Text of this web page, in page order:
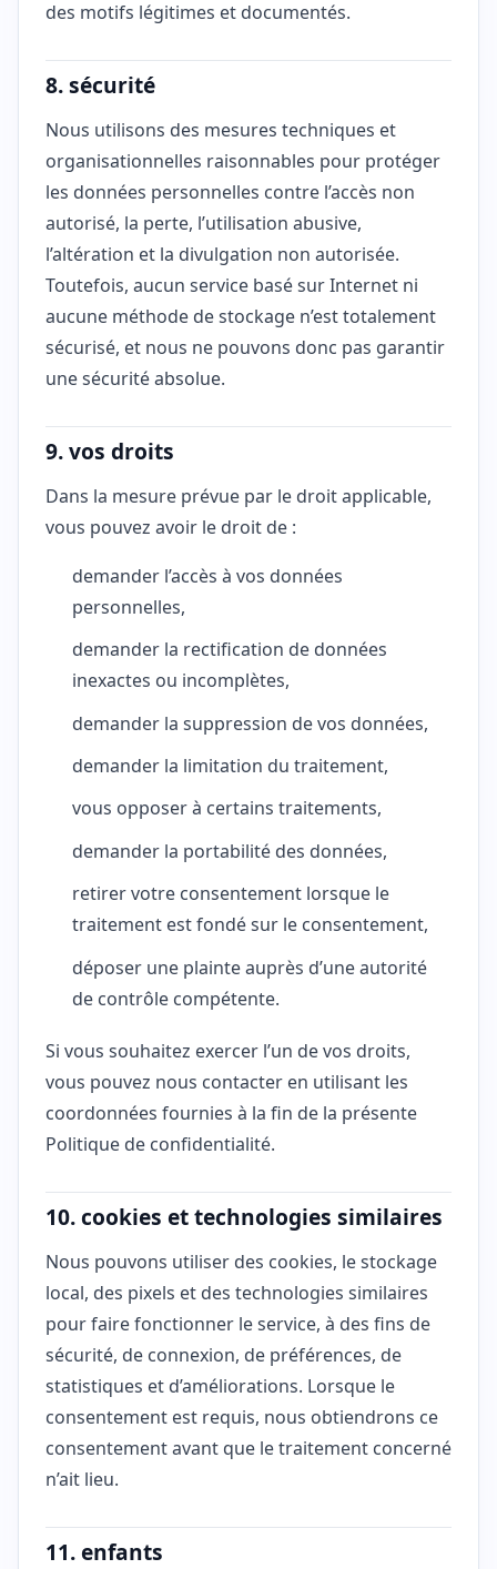
des motifs légitimes et documentés.
8. sécurité
Nous utilisons des mesures techniques et
organisationnelles raisonnables pour protéger
les données personnelles contre l’accès non
autorisé, la perte, l’utilisation abusive,
l’altération et la divulgation non autorisée.
Toutefois, aucun service basé sur Internet ni
aucune méthode de stockage n’est totalement
sécurisé, et nous ne pouvons donc pas garantir
une sécurité absolue.
9. vos droits
Dans la mesure prévue par le droit applicable,
vous pouvez avoir le droit de :
demander l’accès à vos données
personnelles,
demander la rectification de données
inexactes ou incomplètes,
demander la suppression de vos données,
demander la limitation du traitement,
vous opposer à certains traitements,
demander la portabilité des données,
retirer votre consentement lorsque le
traitement est fondé sur le consentement,
déposer une plainte auprès d’une autorité
de contrôle compétente.
Si vous souhaitez exercer l’un de vos droits,
vous pouvez nous contacter en utilisant les
coordonnées fournies à la fin de la présente
Politique de confidentialité.
10. cookies et technologies similaires
Nous pouvons utiliser des cookies, le stockage
local, des pixels et des technologies similaires
pour faire fonctionner le service, à des fins de
sécurité, de connexion, de préférences, de
statistiques et d’améliorations. Lorsque le
consentement est requis, nous obtiendrons ce
consentement avant que le traitement concerné
n’ait lieu.
11. enfants